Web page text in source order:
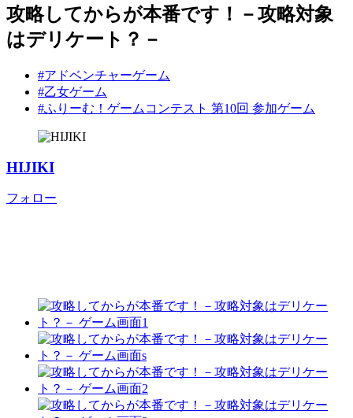
攻略してからが本番です！－攻略対象
はデリケート？－
#アドベンチャーゲーム
#乙女ゲーム
#ふりーむ！ゲームコンテスト 第10回 参加ゲーム
HIJIKI
フォロー